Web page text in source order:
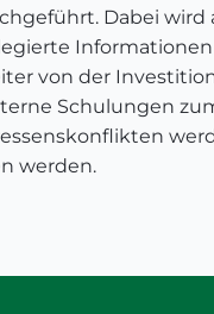
Dabei
von der
Schulungen
werden.